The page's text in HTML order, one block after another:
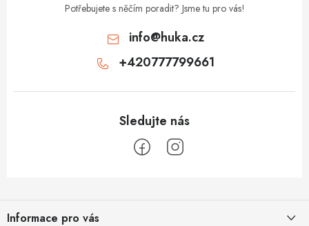
Potřebujete s něčím poradit? Jsme tu pro vás!
info@huka.cz
+420777799661
Informace pro vás